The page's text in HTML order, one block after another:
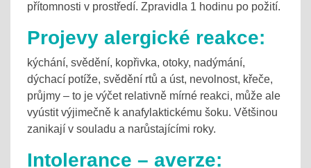
přítomnosti v prostředí. Zpravidla 1 hodinu po požití.
Projevy alergické reakce:
kýchání, svědění, kopřivka, otoky, nadýmání,
dýchací potíže, svědění rtů a úst, nevolnost, křeče,
průjmy – to je výčet relativně mírné reakci, může ale
vyústit výjimečně k anafylaktickému šoku. Většinou
zanikají v souladu a narůstajícími roky.
Intolerance – averze: